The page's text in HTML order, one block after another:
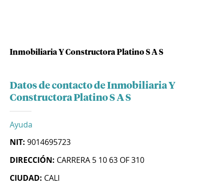
Inmobiliaria Y Constructora Platino S A S
Datos de contacto de Inmobiliaria Y
Constructora Platino S A S
Ayuda
NIT: 9014695723
DIRECCIÓN: CARRERA 5 10 63 OF 310
CIUDAD: CALI